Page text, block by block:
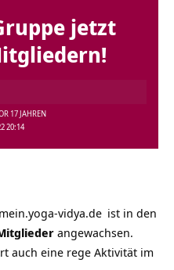
jetzt
20:14
17 JAHREN
mein.yoga-vidya.de ist in den
angewachsen.
auch eine rege Aktivität im